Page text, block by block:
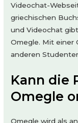
Videochat-
griechischen
und Videochat
Omegle. Mit einer
anderen
Kann die
Omegle
Omegle wird als